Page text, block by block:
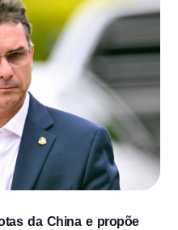
da China e propõe